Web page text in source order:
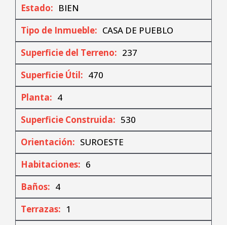
Estado: BIEN
Tipo de Inmueble: CASA DE PUEBLO
Superficie del Terreno: 237
Superficie Útil: 470
Planta: 4
Superficie Construida: 530
Orientación: SUROESTE
Habitaciones: 6
Baños: 4
Terrazas: 1